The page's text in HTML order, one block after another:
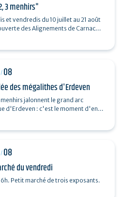
3 menhirs"
et vendredis du 10 juillet au 21 août
des Alignements de Carnac
de 4 à 6 ans en compagnie
/08
des mégalithes d'Erdeven
jalonnent le grand arc
d'Erdeven : c'est le moment d'en
peu plus. Des Alignements de
/08
du vendredi
Petit marché de trois exposants.